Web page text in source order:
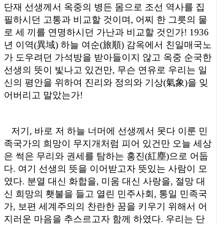
단재 선생께서 옥중의 병든 몸으로 조선 역사를 집
필하시던 고통과 비교할 것이며, 어찌 한 그릇의 물
로 세 끼를 연명하시던 가난과 비교할 것인가! 1936
년 이역(異域) 하늘 여순(旅順) 감옥에서 친일매국노
가 도우려던 가석방을 받아들이지 않고 옥중 순국한
선생의 뜻이 빛나고 있건만, 무슨 연유로 우리는 일
신의 평안을 위하여 진리와 정의와 기상(氣象)을 잊
어버리고 말았는가!
저기, 바로 저 하늘 너머에 선생께서 못다 이룬 민
족국가의 희망이 무지개처럼 피어 있건만 오늘 세상
은 썩은 무리와 권세를 탐하는 홍진(紅塵)으로 어둡
다. 여기 선생의 뜻을 이어받고자 뜻있는 사람이 모
였다. 분열 대신 화합을, 미움 대신 사랑을, 절망 대
신 희망의 횃불을 들고 열린 민주사회, 통일 민족국
가, 보편 세계주의의 찬란한 꿈을 키우기 위해서 어
지러운 마음을 추스르고자 함께 하였다. 우리는 단